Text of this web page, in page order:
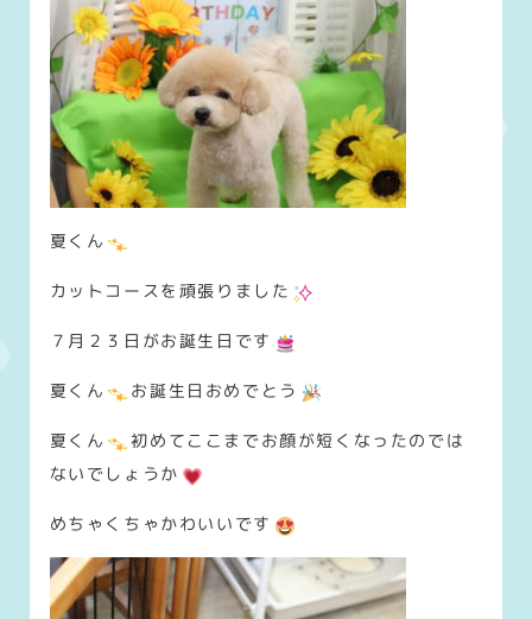
夏くん
カットコースを頑張りました
７月２３日がお誕生日です
夏くん お誕生日おめでとう
夏くん
初めてここまでお顔が短くなったのでは
ないでしょうか
めちゃくちゃかわいいです